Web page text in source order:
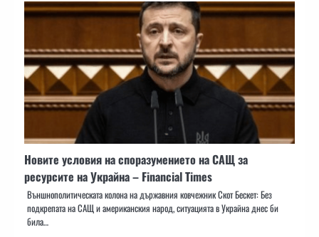
Новите условия на споразумението на САЩ за
ресурсите на Украйна – Financial Times
Външнополитическата колона на държавния ковчежник Скот Бескет: Без
подкрепата на САЩ и американския народ, ситуацията в Украйна днес би
била…